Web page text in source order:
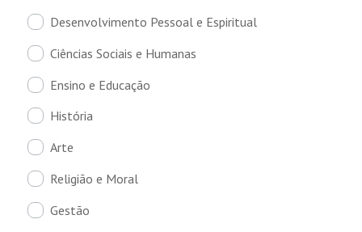
Desenvolvimento Pessoal e Espiritual
Ciências Sociais e Humanas
Ensino e Educação
História
Arte
Religião e Moral
Gestão